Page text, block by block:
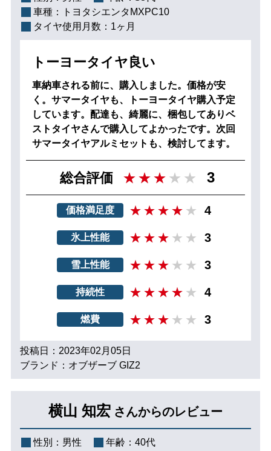
車種：
トヨタシエンタMXPC10
タイヤ使用月数： 1ヶ月
トーヨータイヤ良い
車納車される前に、購入しました。価格が安
く。サマータイヤも、トーヨータイヤ購入予定
しています。配達も、綺麗に、梱包してありベ
ストタイヤさんで購入してよかったです。次回
サマータイヤアルミセットも、検討してます。
総合評価 3
価格満足度 4
氷上性能 3
雪上性能 3
持続性 4
燃費 3
投稿日：2023年02月05日
ブランド：オブザーブ GIZ2
横山 知宏 さんからのレビュー
性別： 男性 年齢： 40代